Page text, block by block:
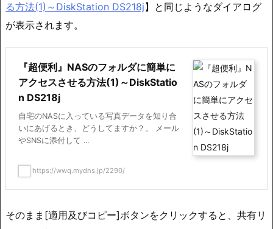
る方法(1)～DiskStation DS218j】と同じようなダイアログ
が表示されます。
『超便利』NASのフォルダに簡単に
アクセスさせる方法(1)～DiskStatio
n DS218j
自宅のNASに入っている写真データを知り合
いにあげるとき、どうしてますか？。 メール
やSNSに添付して ...
https://wwq.mydns.jp/2290/
そのまま[適用及びコピー]ボタンをクリックすると、共有リ